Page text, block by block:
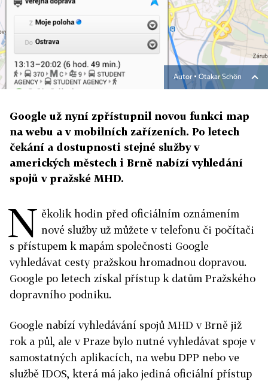
Autor ▪ Otakar Schön
Google už nyní zpřístupnil novou funkci map
na webu a v mobilních zařízeních. Po letech
čekání a dostupnosti stejné služby v
amerických městech i Brně nabízí vyhledání
spojů v pražské MHD.
N ěkolik hodin před oficiálním oznámením
nové služby už můžete v telefonu či počítači
s přístupem k mapám společnosti Google
vyhledávat cesty pražskou hromadnou dopravou.
Google po letech získal přístup k datům Pražského
dopravního podniku.
Google nabízí vyhledávání spojů MHD v Brně již
rok a půl, ale v Praze bylo nutné vyhledávat spoje v
samostatných aplikacích, na webu DPP nebo ve
službě IDOS, která má jako jediná oficiální přístup